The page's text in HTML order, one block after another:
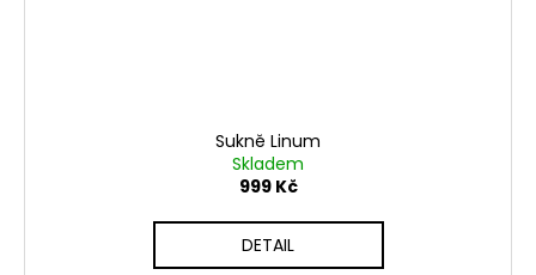
Sukně Linum
Skladem
999 Kč
DETAIL